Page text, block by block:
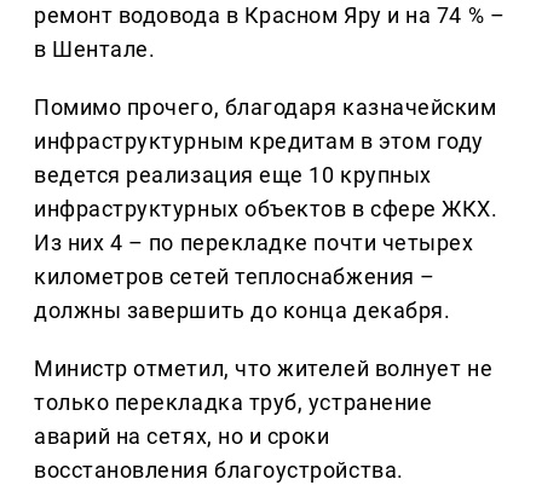
ремонт водовода в Красном Яру и на 74 % –
в Шентале.
Помимо прочего, благодаря казначейским
инфраструктурным кредитам в этом году
ведется реализация еще 10 крупных
инфраструктурных объектов в сфере ЖКХ.
Из них 4 – по перекладке почти четырех
километров сетей теплоснабжения –
должны завершить до конца декабря.
Министр отметил, что жителей волнует не
только перекладка труб, устранение
аварий на сетях, но и сроки
восстановления благоустройства.